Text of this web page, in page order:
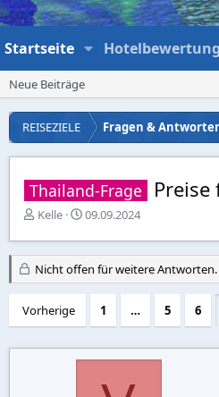
Startseite
Neue Beiträge
REISEZIELE Fragen &
Thailand-Frage Preise
E
s
t
e
l
e
Kelle
E
s
e
t
m
09.09.2024
Nicht offen für weitere Antworten.
Vorherige 1 … 5 6